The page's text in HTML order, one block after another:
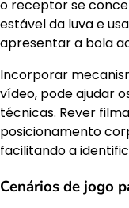
o receptor se
estável da luva e
apresentar a bola
Incorporar
vídeo, pode ajudar
técnicas. Rever
posicionamento
facilitando a
Cenários de jogo